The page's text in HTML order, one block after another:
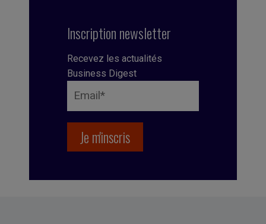
Inscription newsletter
Recevez les actualités
Business Digest